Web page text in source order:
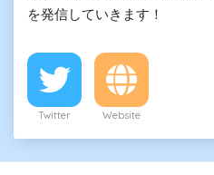
を発信していきます！
Twitter Website